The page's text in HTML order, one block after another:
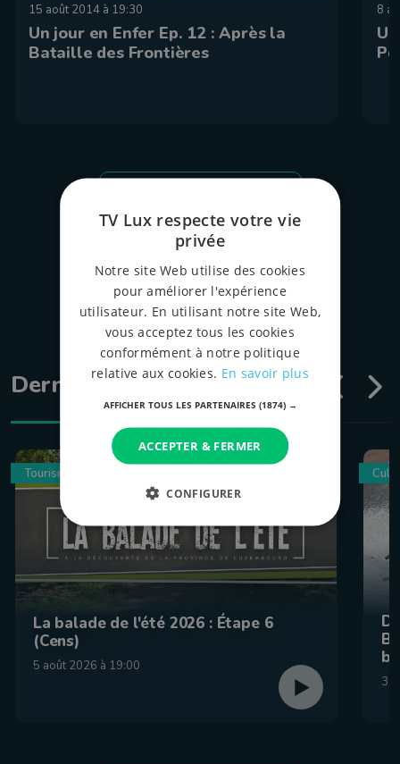
15 août 2014 à 19:30
Un jour en Enfer Ep. 12 : Après la
Bataille des Frontières
8
Dernières émissions
Tourisme
La balade de l'été 2026 : Étape 6
(Cens)
5 août 2026 à 19:00
31
TV Lux respecte votre vie
privée
Notre site Web utilise des cookies
pour améliorer l'expérience
utilisateur. En utilisant notre site Web,
vous acceptez tous les cookies
conformément à notre politique
relative aux cookies. En savoir plus
AFFICHER TOUS LES PARTENAIRES (1874) →
ACCEPTER & FERMER
CONFIGURER